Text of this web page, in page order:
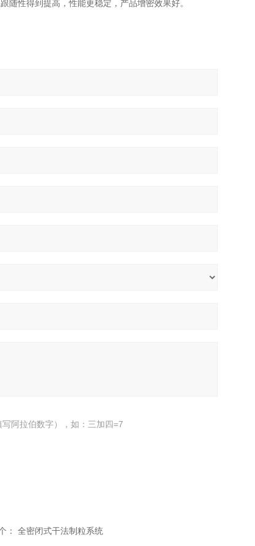
随性得到提高，性能更稳定，产品增密效果好。
阿拉伯数字），如：三加四=7
： 全密闭式干法制粒系统